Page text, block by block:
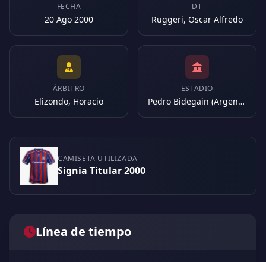
FECHA
20 Ago 2000
DT
Ruggeri, Oscar Alfredo
ÁRBITRO
Elizondo, Horacio
ESTADIO
Pedro Bidegain (Argentina)
CAMISETA UTILIZADA
Signia Titular 2000
Línea de tiempo